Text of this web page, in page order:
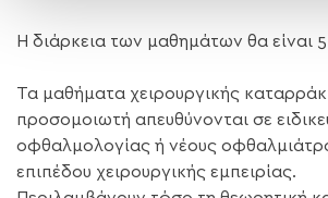
Η διάρκεια των μαθημάτων θα είναι
Τα μαθήματα χειρουργικής
προσομοιωτή απευθύνονται σε
οφθαλμολογίας ή νέους
επιπέδου χειρουργικής εμπειρίας.